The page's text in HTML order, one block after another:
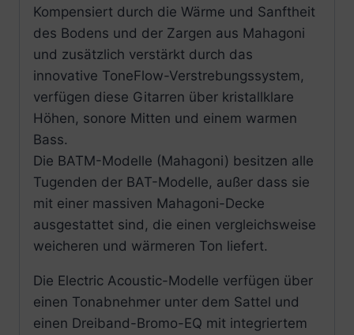
Kompensiert durch die Wärme und Sanftheit
des Bodens und der Zargen aus Mahagoni
und zusätzlich verstärkt durch das
innovative ToneFlow-Verstrebungssystem,
verfügen diese Gitarren über kristallklare
Höhen, sonore Mitten und einem warmen
Bass.
Die BATM-Modelle (Mahagoni) besitzen alle
Tugenden der BAT-Modelle, außer dass sie
mit einer massiven Mahagoni-Decke
ausgestattet sind, die einen vergleichsweise
weicheren und wärmeren Ton liefert.
Die Electric Acoustic-Modelle verfügen über
einen Tonabnehmer unter dem Sattel und
einen Dreiband-Bromo-EQ mit integriertem